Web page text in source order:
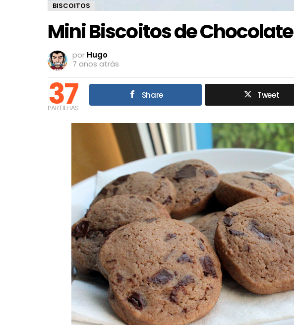
BISCOITOS
Mini Biscoitos de Chocolate
por Hugo
7 anos atrás
37
PARTILHAS
Share Tweet